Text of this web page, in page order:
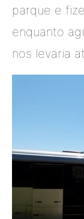
parque e
enquanto
nos levaria